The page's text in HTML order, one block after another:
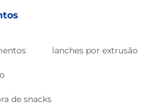
lanches por extrusão
de snacks